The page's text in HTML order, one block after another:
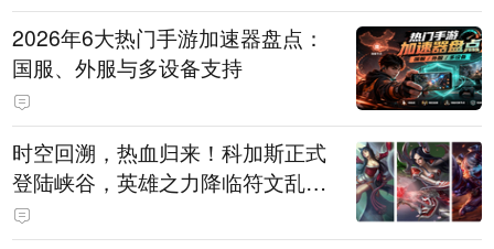
2026年6大热门手游加速器盘点：
国服、外服与多设备支持
时空回溯，热血归来！科加斯正式
登陆峡谷，英雄之力降临符文乱
斗！